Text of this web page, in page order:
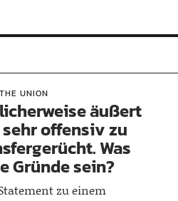
UNION
äußert
offensiv zu
Was
Gründe sein?
zu einem